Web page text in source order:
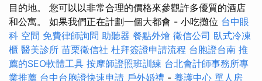
目的地。 您可以以非常合理的價格來參觀許多優質的酒店
和公寓。 如果我們正在計劃一個大都會 - 小吃攤位 台中眼
科 空間 免費律師詢問 助聽器 餐點外燴 徵信公司 臥式冷凍
櫃 醫美診所 苗栗徵信社 杜拜簽證申請流程 台胞證台南 推
薦的SEO軟體工具 按摩師證照班訓練 台北會計師事務所專
業推薦 台中台胞證快速申請 戶外婚禮 - 養護中心 單人房